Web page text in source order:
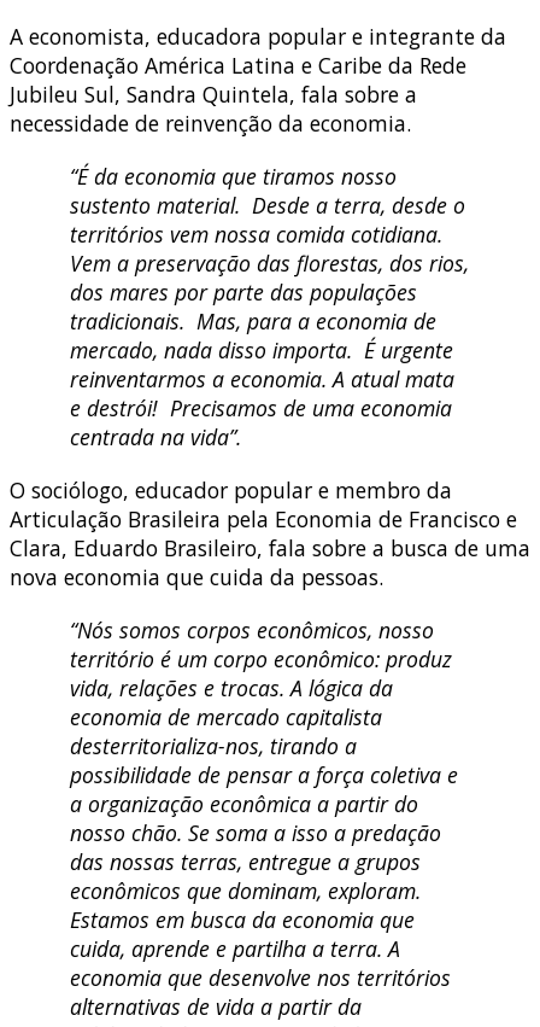
A economista, educadora popular e integrante da
Coordenação América Latina e Caribe da Rede
Jubileu Sul, Sandra Quintela, fala sobre a
necessidade de reinvenção da economia.
“É da economia que tiramos nosso
sustento material. Desde a terra, desde o
territórios vem nossa comida cotidiana.
Vem a preservação das florestas, dos rios,
dos mares por parte das populações
tradicionais. Mas, para a economia de
mercado, nada disso importa. É urgente
reinventarmos a economia. A atual mata
e destrói! Precisamos de uma economia
centrada na vida”.
O sociólogo, educador popular e membro da
Articulação Brasileira pela Economia de Francisco e
Clara, Eduardo Brasileiro, fala sobre a busca de uma
nova economia que cuida da pessoas.
“Nós somos corpos econômicos, nosso
território é um corpo econômico: produz
vida, relações e trocas. A lógica da
economia de mercado capitalista
desterritorializa-nos, tirando a
possibilidade de pensar a força coletiva e
a organização econômica a partir do
nosso chão. Se soma a isso a predação
das nossas terras, entregue a grupos
econômicos que dominam, exploram.
Estamos em busca da economia que
cuida, aprende e partilha a terra. A
economia que desenvolve nos territórios
alternativas de vida a partir da